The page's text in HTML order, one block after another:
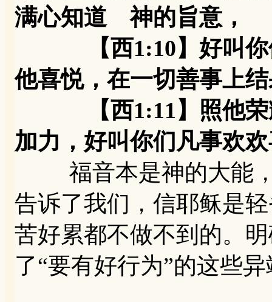
满心知道 神的旨意，
【西1:10】好叫你们
他喜悦，在一切善事上
【西1:11】照他荣耀
加力，好叫你们凡事欢
福音本是神的大能，
告诉了我们，信耶稣是
苦好累都不做不到的。
了“要有好行为”的这些